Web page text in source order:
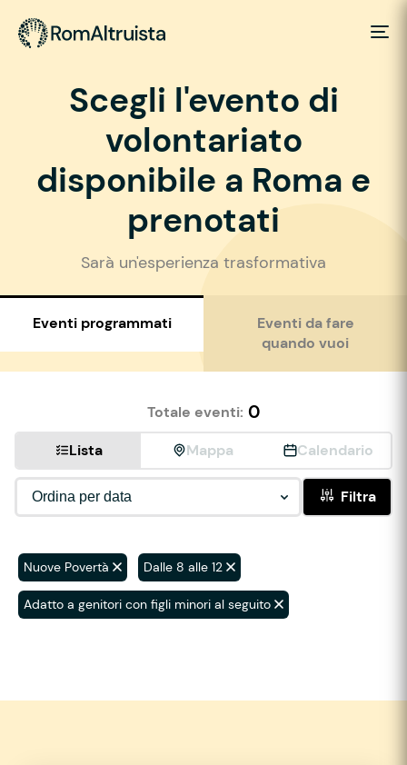
Scegli l'evento di
volontariato
disponibile a Roma e
prenotati
Sarà un'esperienza trasformativa
Eventi programmati
Eventi da fare
quando vuoi
Totale eventi: 0
Lista Mappa Calendario
Filtra
Nuove Povertà Dalle 8 alle 12
Adatto a genitori con figli minori al seguito